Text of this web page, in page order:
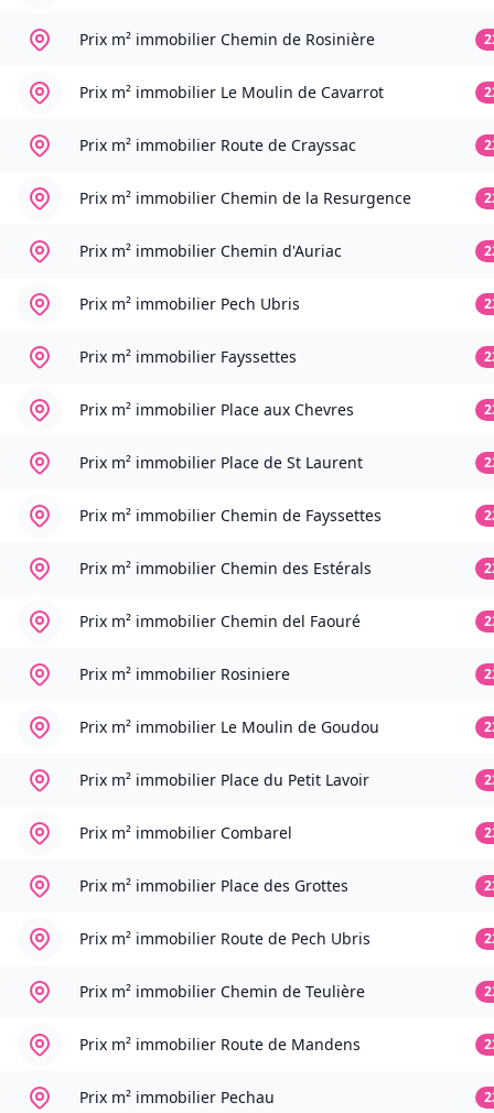
Prix m² immobilier Chemin de Rosinière
Prix m² immobilier Le Moulin de Cavarrot
Prix m² immobilier Route de Crayssac
Prix m² immobilier Chemin de la Resurgence
Prix m² immobilier Chemin d'Auriac
Prix m² immobilier Pech Ubris
Prix m² immobilier Fayssettes
Prix m² immobilier Place aux Chevres
Prix m² immobilier Place de St Laurent
Prix m² immobilier Chemin de Fayssettes
Prix m² immobilier Chemin des Estérals
Prix m² immobilier Chemin del Faouré
Prix m² immobilier Rosiniere
Prix m² immobilier Le Moulin de Goudou
Prix m² immobilier Place du Petit Lavoir
Prix m² immobilier Combarel
Prix m² immobilier Place des Grottes
Prix m² immobilier Route de Pech Ubris
Prix m² immobilier Chemin de Teulière
Prix m² immobilier Route de Mandens
Prix m² immobilier Pechau